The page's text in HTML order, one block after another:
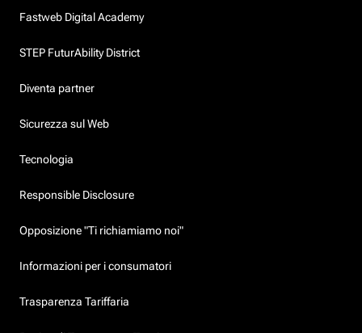
Fastweb Digital Academy
STEP FuturAbility District
Diventa partner
Sicurezza sul Web
Tecnologia
Responsible Disclosure
Opposizione "Ti richiamiamo noi"
Informazioni per i consumatori
Trasparenza Tariffaria